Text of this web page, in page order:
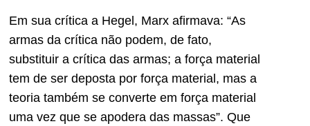
Em sua crítica a Hegel, Marx afirmava: “As
armas da crítica não podem, de fato,
substituir a crítica das armas; a força material
tem de ser deposta por força material, mas a
teoria também se converte em força material
uma vez que se apodera das massas”. Que